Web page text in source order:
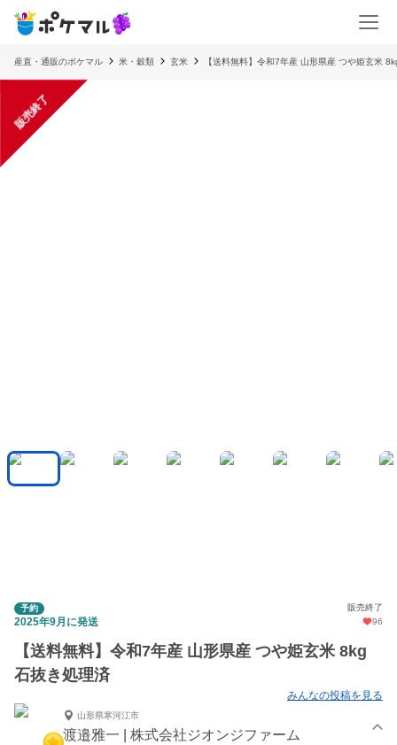
産直・通販のポケマル 米・穀類 玄米 【送料無料】令和7年産 山形県産 つや姫玄米
販売終了
予約 販売終了
2025年9月に発送 96
【送料無料】令和7年産 山形県産 つや姫玄米 8kg
石抜き処理済
みんなの投稿を見る
山形県寒河江市
渡邉雅一 | 株式会社ジオンジファーム